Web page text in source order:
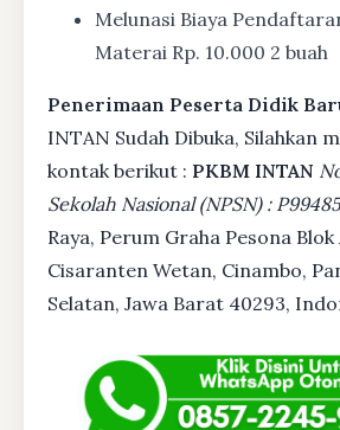
Melunasi Biaya
Materai Rp. 10.000 2 buah
Penerimaan Peserta Didik
INTAN Sudah Dibuka, Silahkan
kontak berikut : PKBM INTAN
Sekolah Nasional (NPSN) :
Raya, Perum Graha Pesona Blok
Cisaranten Wetan, Cinambo,
Selatan, Jawa Barat 40293,